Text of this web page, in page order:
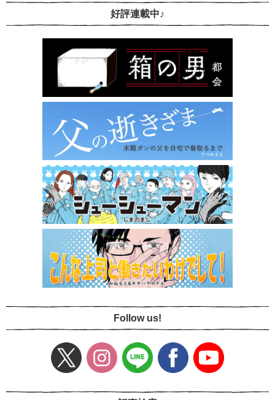
好評連載中♪
Follow us!